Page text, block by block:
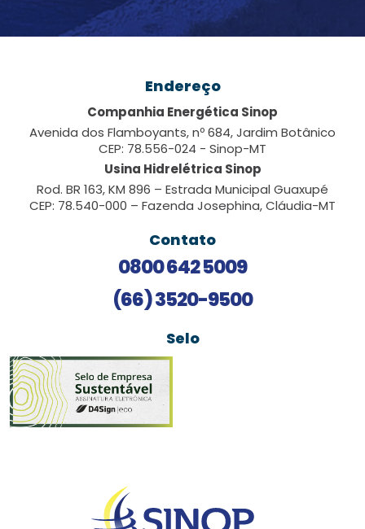
Endereço
Companhia Energética Sinop
Avenida dos Flamboyants, nº 684, Jardim Botânico
CEP: 78.556-024 - Sinop-MT
Usina Hidrelétrica Sinop
Rod. BR 163, KM 896 – Estrada Municipal Guaxupé
CEP: 78.540-000 – Fazenda Josephina, Cláudia-MT
Contato
0800 642 5009
(66) 3520-9500
Selo